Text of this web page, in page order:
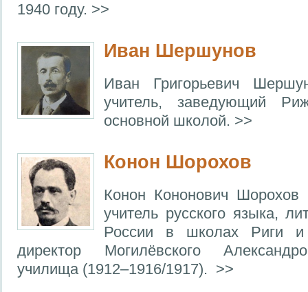
1940 году. >>
Иван Шершунов
Иван Григорьевич
учитель, заведующий
основной школой. >>
Конон Шорохов
Конон Кононович Шорохов
учитель русского языка,
России в школах Риги и
директор Могилёвского
училища (1912–1916/1917). >>